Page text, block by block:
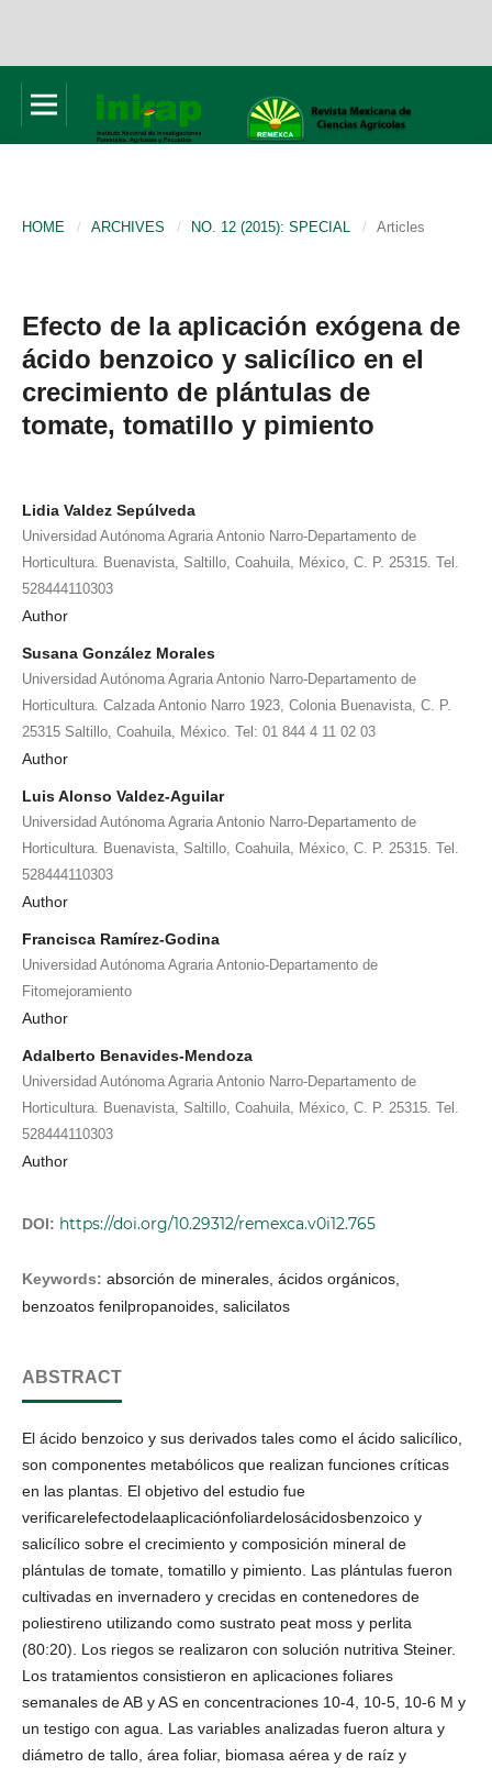
HOME / ARCHIVES / NO. 12 (2015): SPECIAL / Articles
Efecto de la aplicación exógena de
ácido benzoico y salicílico en el
crecimiento de plántulas de
tomate, tomatillo y pimiento
Lidia Valdez Sepúlveda
Universidad Autónoma Agraria Antonio Narro-Departamento de
Horticultura. Buenavista, Saltillo, Coahuila, México, C. P. 25315. Tel.
528444110303
Author
Susana González Morales
Universidad Autónoma Agraria Antonio Narro-Departamento de
Horticultura. Calzada Antonio Narro 1923, Colonia Buenavista, C. P.
25315 Saltillo, Coahuila, México. Tel: 01 844 4 11 02 03
Author
Luis Alonso Valdez-Aguilar
Universidad Autónoma Agraria Antonio Narro-Departamento de
Horticultura. Buenavista, Saltillo, Coahuila, México, C. P. 25315. Tel.
528444110303
Author
Francisca Ramírez-Godina
Universidad Autónoma Agraria Antonio-Departamento de
Fitomejoramiento
Author
Adalberto Benavides-Mendoza
Universidad Autónoma Agraria Antonio Narro-Departamento de
Horticultura. Buenavista, Saltillo, Coahuila, México, C. P. 25315. Tel.
528444110303
Author
DOI: https://doi.org/10.29312/remexca.v0i12.765
Keywords: absorción de minerales, ácidos orgánicos,
benzoatos fenilpropanoides, salicilatos
ABSTRACT
El ácido benzoico y sus derivados tales como el ácido salicílico,
son componentes metabólicos que realizan funciones críticas
en las plantas. El objetivo del estudio fue
verificarelefectodelaaplicaciónfoliardelosácidosbenzoico y
salicílico sobre el crecimiento y composición mineral de
plántulas de tomate, tomatillo y pimiento. Las plántulas fueron
cultivadas en invernadero y crecidas en contenedores de
poliestireno utilizando como sustrato peat moss y perlita
(80:20). Los riegos se realizaron con solución nutritiva Steiner.
Los tratamientos consistieron en aplicaciones foliares
semanales de AB y AS en concentraciones 10-4, 10-5, 10-6 M y
un testigo con agua. Las variables analizadas fueron altura y
diámetro de tallo, área foliar, biomasa aérea y de raíz y